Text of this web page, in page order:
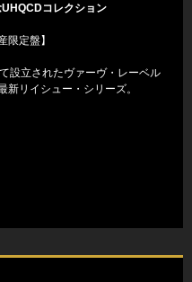
コレクション
限定盤】
設立されたヴァーヴ・レーベル
リイシュー・シリーズ。